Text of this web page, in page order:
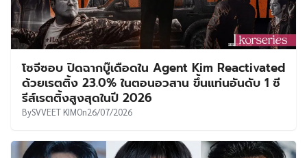
โซจีซอบ ปิดฉากบู๊เดือดใน Agent Kim Reactivated
ด้วยเรตติ้ง 23.0% ในตอนอวสาน ขึ้นแท่นอันดับ 1 ซี
รีส์เรตติ้งสูงสุดในปี 2026
BySVVEET KIMOn26/07/2026